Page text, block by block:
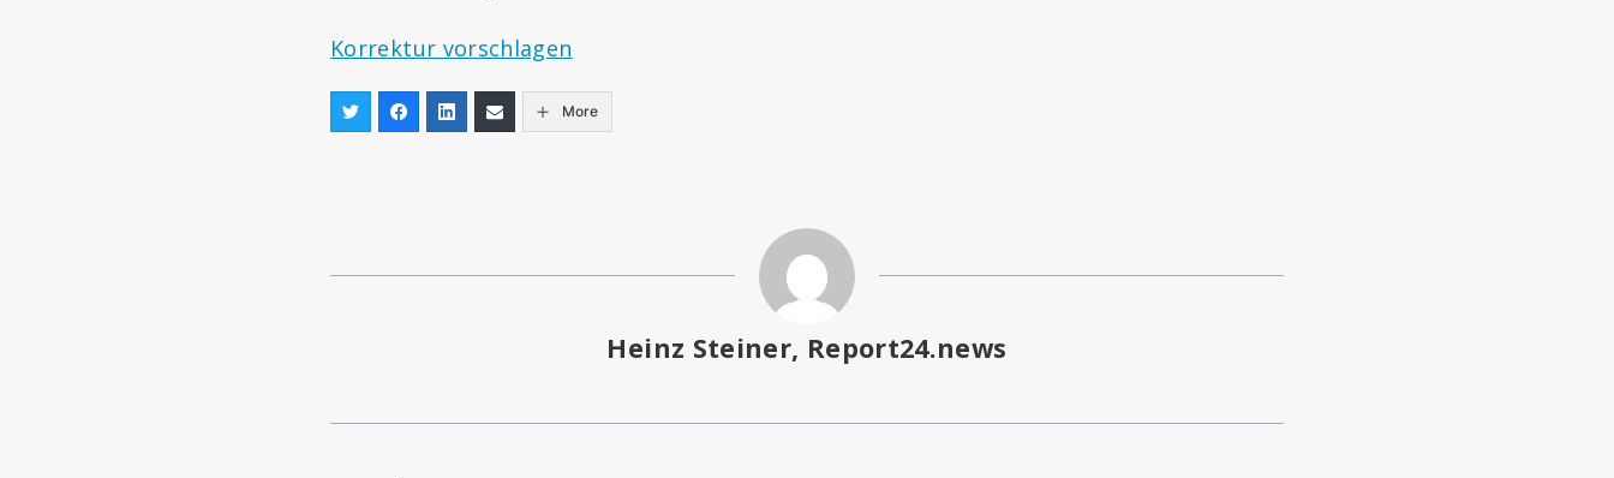
Korrektur vorschlagen
More
Heinz Steiner, Report24.news